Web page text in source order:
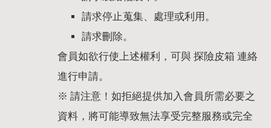
請求停止蒐集、處理或利用。
請求刪除。
會員如欲行使上述權利，可與 探險皮箱 連絡
進行申請。
※ 請注意！如拒絕提供加入會員所需必要之
資料，將可能導致無法享受完整服務或完全